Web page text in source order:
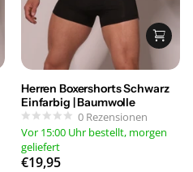
Herren Boxershorts Schwarz
Einfarbig | Baumwolle
0 Rezensionen
Vor 15:00 Uhr bestellt, morgen
geliefert
€19,95